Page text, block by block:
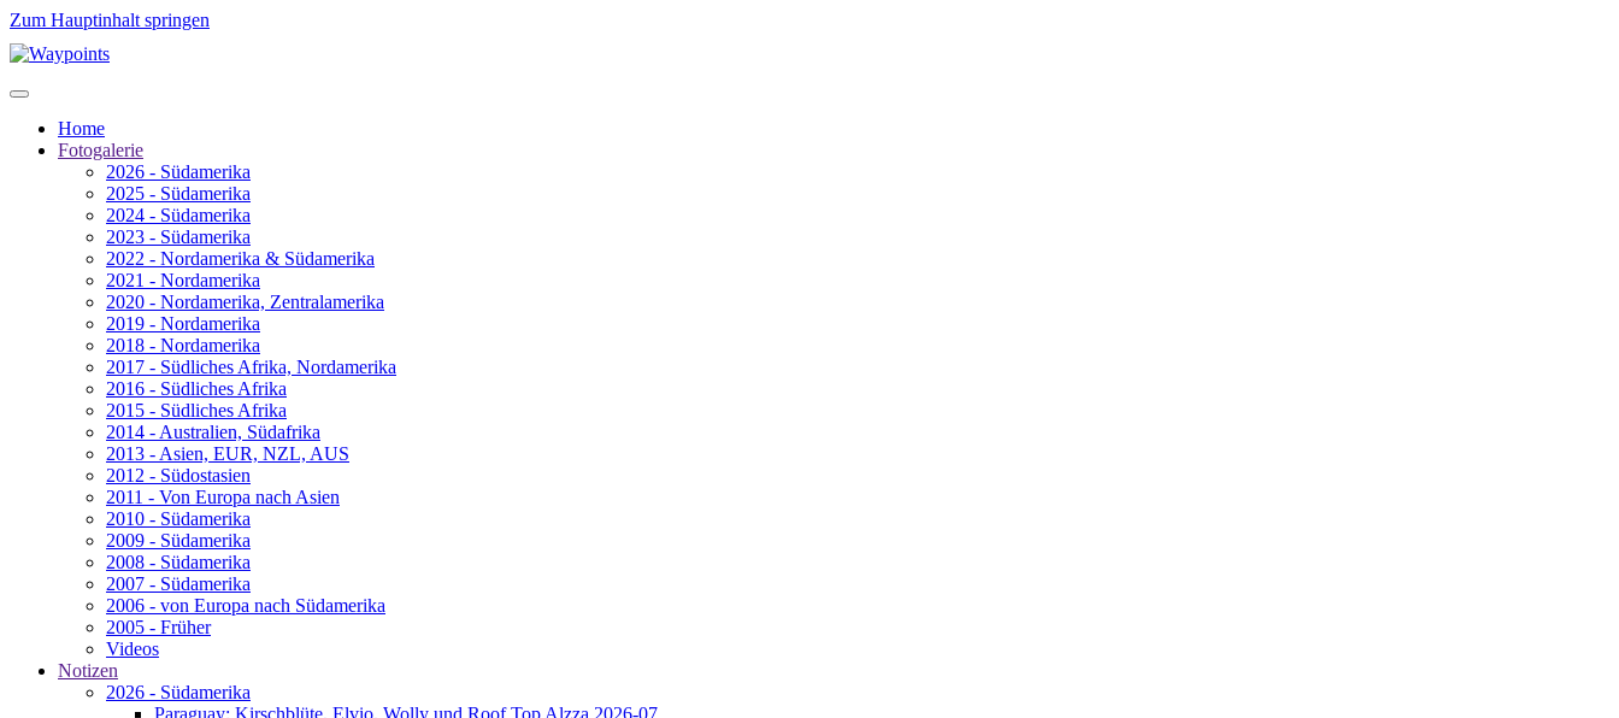
Zum Hauptinhalt springen
Home
Fotogalerie
2026 - Südamerika
2025 - Südamerika
2024 - Südamerika
2023 - Südamerika
2022 - Nordamerika & Südamerika
2021 - Nordamerika
2020 - Nordamerika, Zentralamerika
2019 - Nordamerika
2018 - Nordamerika
2017 - Südliches Afrika, Nordamerika
2016 - Südliches Afrika
2015 - Südliches Afrika
2014 - Australien, Südafrika
2013 - Asien, EUR, NZL, AUS
2012 - Südostasien
2011 - Von Europa nach Asien
2010 - Südamerika
2009 - Südamerika
2008 - Südamerika
2007 - Südamerika
2006 - von Europa nach Südamerika
2005 - Früher
Videos
Notizen
2026 - Südamerika
Paraguay: Kirschblüte, Elvio, Wolly und Roof Top Alzza 2026-07